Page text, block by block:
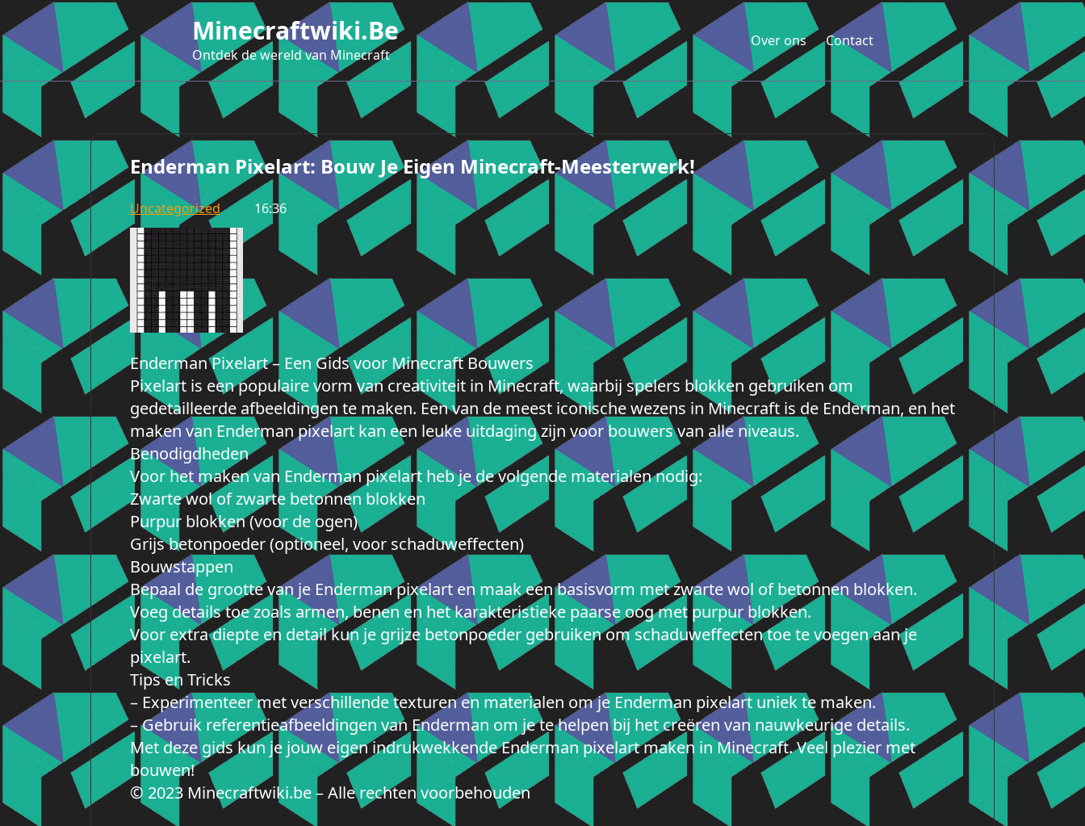
naar
de
inhoud
Minecraftwiki.be
Ontdek de wereld van Minecraft
Over ons Contact
Enderman Pixelart: Bouw Je Eigen Minecraft-Meesterwerk!
Uncategorized 16:36
Enderman Pixelart – Een Gids voor Minecraft Bouwers
Pixelart is een populaire vorm van creativiteit in Minecraft, waarbij spelers blokken gebruiken om
gedetailleerde afbeeldingen te maken. Een van de meest iconische wezens in Minecraft is de Enderman, en het
maken van Enderman pixelart kan een leuke uitdaging zijn voor bouwers van alle niveaus.
Benodigdheden
Voor het maken van Enderman pixelart heb je de volgende materialen nodig:
Zwarte wol of zwarte betonnen blokken
Purpur blokken (voor de ogen)
Grijs betonpoeder (optioneel, voor schaduweffecten)
Bouwstappen
Bepaal de grootte van je Enderman pixelart en maak een basisvorm met zwarte wol of betonnen blokken.
Voeg details toe zoals armen, benen en het karakteristieke paarse oog met purpur blokken.
Voor extra diepte en detail kun je grijze betonpoeder gebruiken om schaduweffecten toe te voegen aan je
pixelart.
Tips en Tricks
– Experimenteer met verschillende texturen en materialen om je Enderman pixelart uniek te maken.
– Gebruik referentieafbeeldingen van Enderman om je te helpen bij het creëren van nauwkeurige details.
Met deze gids kun je jouw eigen indrukwekkende Enderman pixelart maken in Minecraft. Veel plezier met
bouwen!
© 2023 Minecraftwiki.be – Alle rechten voorbehouden